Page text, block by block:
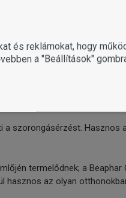
szorongásérzést. Hasznos
termelődnek; a
az olyan
és reklámokat, hogy
a "Beállítások"